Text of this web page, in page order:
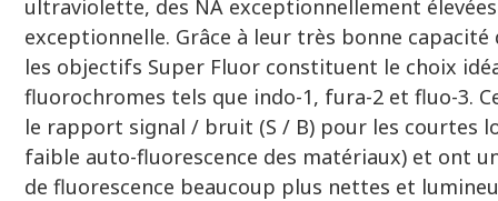
ultraviolette, des NA exceptionnellement
exceptionnelle. Grâce à leur très bonne
les objectifs Super Fluor constituent le choix
fluorochromes tels que indo-1, fura-2 et fluo-3.
le rapport signal / bruit (S / B) pour les courtes
faible auto-fluorescence des matériaux) et ont
de fluorescence beaucoup plus nettes et